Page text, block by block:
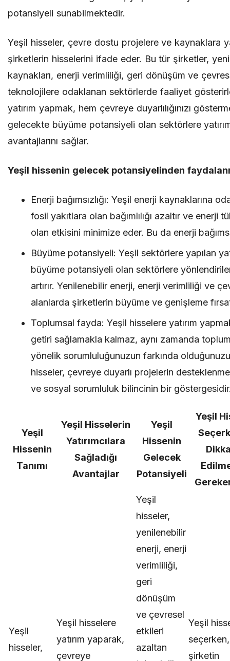
potansiyeli sunabilmektedir.
Yeşil hisseler, çevre dostu projelere ve kaynaklara
şirketlerin hisselerini ifade eder. Bu tür şirketler,
kaynakları, enerji verimliliği, geri dönüşüm ve
teknolojilere odaklanan sektörlerde faaliyet
yatırım yapmak, hem çevreye duyarlılığınızı
gelecekte büyüme potansiyeli olan sektörlere
avantajlarını sağlar.
Yeşil hissenin gelecek potansiyelinden
Enerji bağımsızlığı: Yeşil enerji kaynaklarına
fosil yakıtlara olan bağımlılığı azaltır ve enerji
olan etkisini minimize eder. Bu da enerji
Büyüme potansiyeli: Yeşil sektörlere yapılan
büyüme potansiyeli olan sektörlere
artırır. Yenilenebilir enerji, enerji verimliliği ve
alanlarda şirketlerin büyüme ve genişleme
Toplumsal fayda: Yeşil hisselere yatırım
getiri sağlamakla kalmaz, aynı zamanda
yönelik sorumluluğunuzun farkında
hisseler, çevreye duyarlı projelerin
ve sosyal sorumluluk bilincinin bir
Yeşil
Hissenin
Tanımı
Yeşil Hisselerin
Yatırımcılara
Sağladığı
Avantajlar
Yeşil
Hissenin
Gelecek
Potansiyeli
Yeşil
Yeşil
hisseler,
Yeşil hisselere
yatırım yaparak,
çevreye
Yeşil
hisseler,
yenilenebilir
enerji, enerji
verimliliği,
geri
dönüşüm
ve çevresel
etkileri
azaltan
Yeşil
seçerken,
şirketin